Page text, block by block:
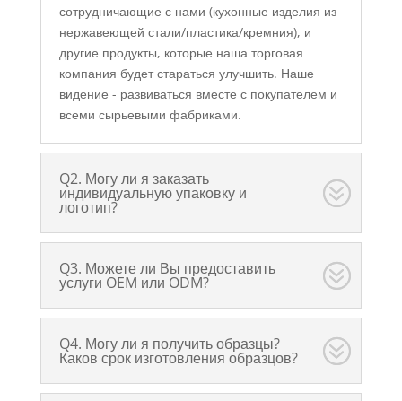
сотрудничающие с нами (кухонные изделия из
нержавеющей стали/пластика/кремния), и
другие продукты, которые наша торговая
компания будет стараться улучшить. Наше
видение - развиваться вместе с покупателем и
всеми сырьевыми фабриками.
Q2. Могу ли я заказать
индивидуальную упаковку и
логотип?
Q3. Можете ли Вы предоставить
услуги OEM или ODM?
Q4. Могу ли я получить образцы?
Каков срок изготовления образцов?